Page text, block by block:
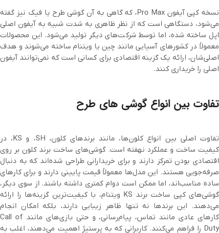
نسخه کپی آیفون Pro Max، که گاهی به آن گوشی طرح یا فیک نیز گفته
می‌شود، دستگاهی است که از نظر ظاهری به شدت شبیه به آیفون اصلی
اپل ساخته شده، اما توسط شرکت‌های دیگر تولید می‌شود. این محصولات
معمولاً در کشورهای آسیایی مانند چین یا ویتنام ساخته می‌شوند و هدف
اصلی‌شان، ارائه یک گزینه اقتصادی برای کسانی است که نمی‌توانند آیفون
اصلی را خریداری کنند.
تفاوت بین انواع گوشی های طرح
تفاوت اصلی بین انواع کلون‌ها، مانند برندهای کلون، SH، و KS، در
کیفیت ساخت و عملکرد نهفته است. گوشی‌های ساخت برند کلون بر روی
اقتصادی بودن تمرکز دارند و برای خریدارانی طراحی شده‌اند که به دنبال
صرفه‌جویی هستند. این مدل‌ها معمولاً قیمت پایینی دارند و برای کارهای
ساده مناسب‌اند، اما ممکن است دوام کمتری داشته باشند. از سوی دیگر،
گوشی‌های کپی ساخت برند KS ویتنام، با کیفیت‌ترین گزینه‌ها را ارائه
می‌دهند. این برندها نه تنها ظاهر زیبایی دارند، بلکه امکان انجام
کارهای عادی مانند تماس، پیام‌رسانی، و حتی بازی‌های مانند Call of
Duty را فراهم می‌کنند. کاربرانی که به پرستیژ اهمیت می‌دهند، اغلب به